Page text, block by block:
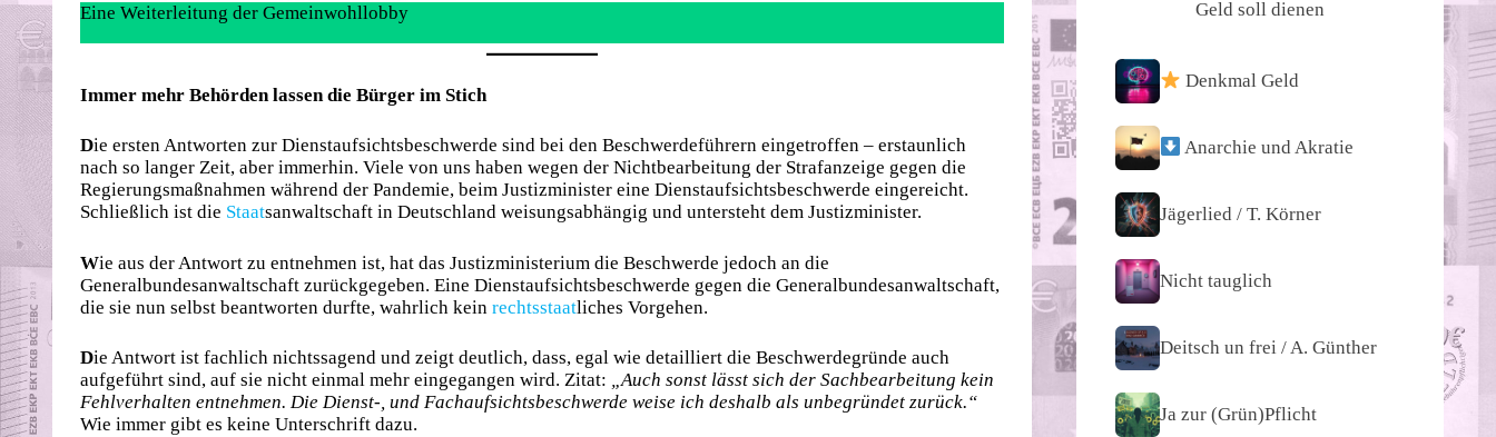
Eine Weiterleitung der Gemeinwohllobby
Immer mehr Behörden lassen die Bürger im Stich
Die ersten Antworten zur Dienstaufsichtsbeschwerde sind bei den Beschwerdeführern eingetroffen – erstaunlich
nach so langer Zeit, aber immerhin. Viele von uns haben wegen der Nichtbearbeitung der Strafanzeige gegen die
Regierungsmaßnahmen während der Pandemie, beim Justizminister eine Dienstaufsichtsbeschwerde eingereicht.
Schließlich ist die Staatsanwaltschaft in Deutschland weisungsabhängig und untersteht dem Justizminister.
Wie aus der Antwort zu entnehmen ist, hat das Justizministerium die Beschwerde jedoch an die
Generalbundesanwaltschaft zurückgegeben. Eine Dienstaufsichtsbeschwerde gegen die Generalbundesanwaltschaft,
die sie nun selbst beantworten durfte, wahrlich kein rechtsstaatliches Vorgehen.
Die Antwort ist fachlich nichtssagend und zeigt deutlich, dass, egal wie detailliert die Beschwerdegründe auch
aufgeführt sind, auf sie nicht einmal mehr eingegangen wird. Zitat: „Auch sonst lässt sich der Sachbearbeitung kein
Fehlverhalten entnehmen. Die Dienst-, und Fachaufsichtsbeschwerde weise ich deshalb als unbegründet zurück.“
Wie immer gibt es keine Unterschrift dazu.
Geld soll dienen
Denkmal Geld
Anarchie und Akratie
Jägerlied / T. Körner
Nicht tauglich
Deitsch un frei / A. Günther
Ja zur (Grün)Pflicht